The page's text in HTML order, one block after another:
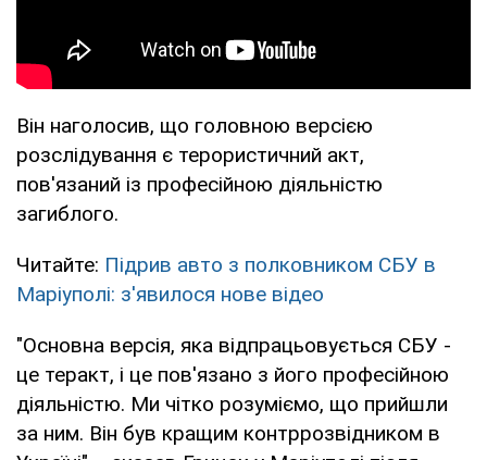
Він наголосив, що головною версією
розслідування є терористичний акт,
пов'язаний із професійною діяльністю
загиблого.
Читайте: Підрив авто з полковником СБУ в
Маріуполі: з'явилося нове відео
"Основна версія, яка відпрацьовується СБУ -
це теракт, і це пов'язано з його професійною
діяльністю. Ми чітко розуміємо, що прийшли
за ним. Він був кращим контррозвідником в